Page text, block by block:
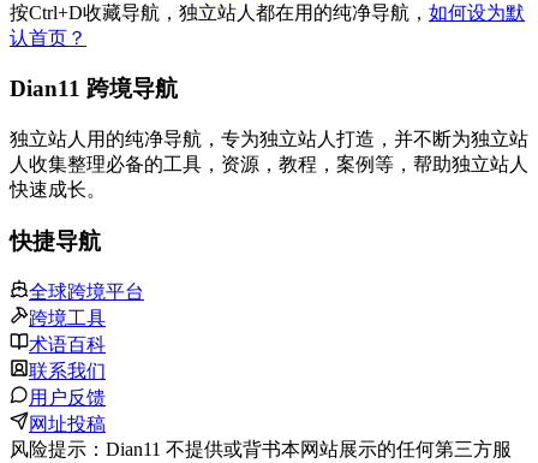
按Ctrl+D收藏导航，独立站人都在用的纯净导航， 如何设为默
认首页？
Dian11 跨境导航
独立站人用的纯净导航，专为独立站人打造，并不断为独立站
人收集整理必备的工具，资源，教程，案例等，帮助独立站人
快速成长。
快捷导航
全球跨境平台
跨境工具
术语百科
联系我们
用户反馈
网址投稿
风险提示：Dian11 不提供或背书本网站展示的任何第三方服